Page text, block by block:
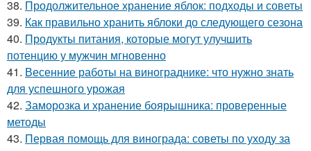
38. Продолжительное хранение яблок: подходы и советы
39. Как правильно хранить яблоки до следующего сезона
40. Продукты питания, которые могут улучшить
потенцию у мужчин мгновенно
41. Весенние работы на винограднике: что нужно знать
для успешного урожая
42. Заморозка и хранение боярышника: проверенные
методы
43. Первая помощь для винограда: советы по уходу за